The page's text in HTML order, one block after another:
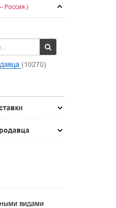
Россия.)
(10270)
видами